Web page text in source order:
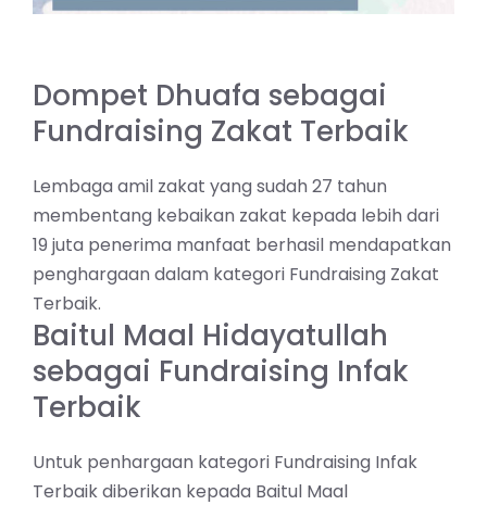
Dompet Dhuafa sebagai
Fundraising Zakat Terbaik
Lembaga amil zakat yang sudah 27 tahun
membentang kebaikan zakat kepada lebih dari
19 juta penerima manfaat berhasil mendapatkan
penghargaan dalam kategori Fundraising Zakat
Terbaik.
Baitul Maal Hidayatullah
sebagai Fundraising Infak
Terbaik
Untuk penhargaan kategori Fundraising Infak
Terbaik diberikan kepada Baitul Maal